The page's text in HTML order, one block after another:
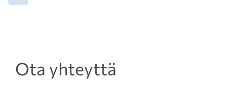
Ota yhteyttä